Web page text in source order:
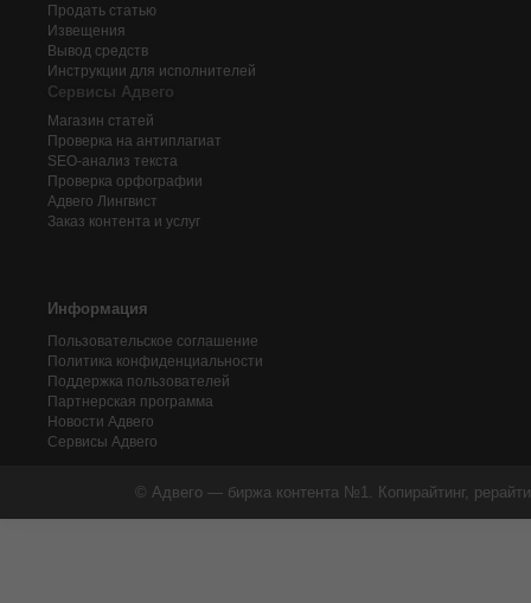
Продать статью
Извещения
Вывод средств
Инструкции для исполнителей
Сервисы Адвего
Магазин статей
Проверка на антиплагиат
SEO-анализ текста
Проверка орфографии
Адвего Лингвист
Заказ контента и услуг
Информация
Пользовательское соглашение
Политика конфиденциальности
Поддержка пользователей
Партнерская программа
Новости Адвего
Сервисы Адвего
© Адвего — биржа контента №1. Копирайтинг,